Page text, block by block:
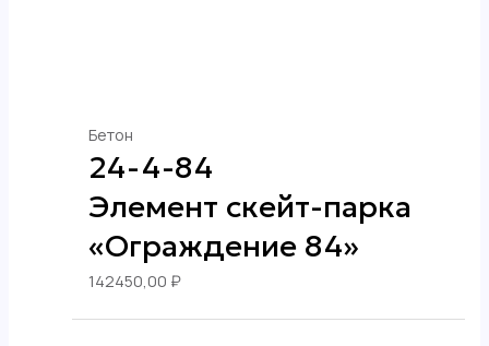
Бетон
24-4-84
Элемент скейт-парка
«Ограждение 84»
142450,00 ₽